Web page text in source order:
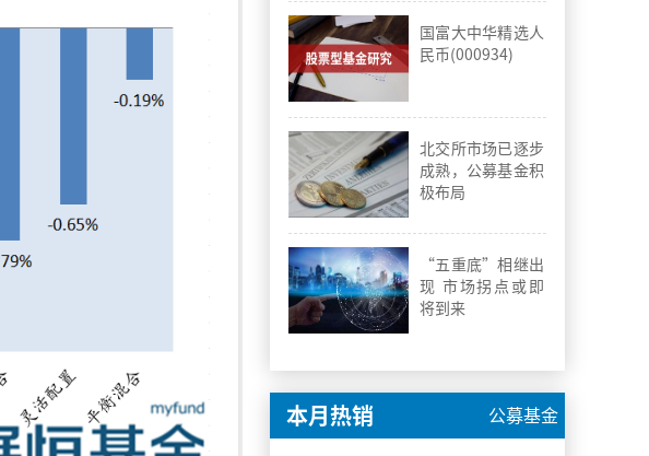
国富大中华精选人
民币(000934)
北交所市场已逐步
成熟，公募基金积
极布局
“五重底”相继出
现 市场拐点或即
将到来
本月热销 公募基金